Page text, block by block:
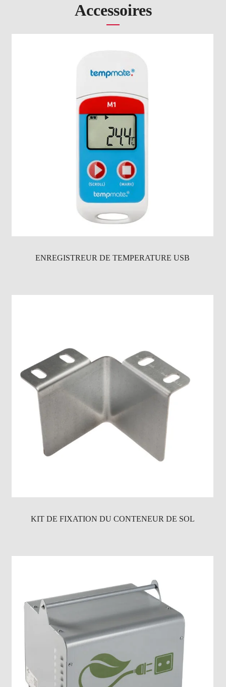
Accessoires
ENREGISTREUR DE TEMPERATURE USB
KIT DE FIXATION DU CONTENEUR DE SOL